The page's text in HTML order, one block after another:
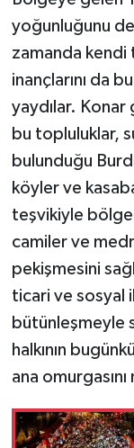
yoğunluğunu
zamanda kendi
inançlarını da
yaydılar. Konar
bu topluluklar,
bulunduğu
köyler ve
teşvikiyle
camiler ve
pekişmesini
ticari ve sosyal
bütünleşmeyle
halkının
ana